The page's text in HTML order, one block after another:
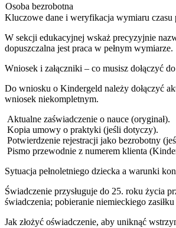
Osoba bezrobotna
Kluczowe dane i weryfikacja wymiaru czasu
W sekcji edukacyjnej wskaż precyzyjnie
dopuszczalna jest praca w pełnym wymiarze.
Wniosek i załączniki – co musisz dołączyć
Do wniosku o Kindergeld należy dołączyć
wniosek niekompletnym.
Aktualne zaświadczenie o nauce (oryginał).
Kopia umowy o praktyki (jeśli dotyczy).
Potwierdzenie rejestracji jako bezrobotny
Pismo przewodnie z numerem klienta
Sytuacja pełnoletniego dziecka a warunki
Świadczenie przysługuje do 25. roku życia
świadczenia; pobieranie niemieckiego
Jak złożyć oświadczenie, aby uniknąć